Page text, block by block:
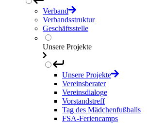
Verband
Verbandsstruktur
Geschäftsstelle
Unsere Projekte
Unsere Projekte
Vereinsberater
Vereinsdialoge
Vorstandstreff
Tag des Mädchenfußballs
FSA-Feriencamps